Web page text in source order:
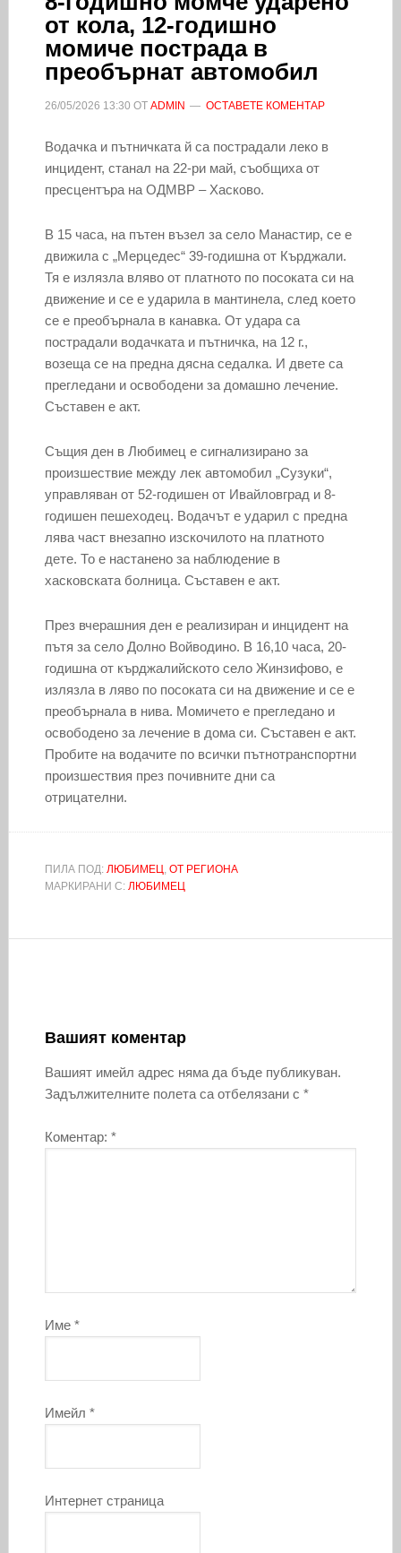
от кола, 12-годишно
момиче пострада в
преобърнат автомобил
26/05/2026 13:30 ОТ ADMIN ОСТАВЕТЕ КОМЕНТАР
Водачка и пътничката й са пострадали леко в
инцидент, станал на 22-ри май, съобщиха от
пресцентъра на ОДМВР – Хасково.
В 15 часа, на пътен възел за село Манастир, се е
движила с „Мерцедес“ 39-годишна от Кърджали.
Тя е излязла вляво от платното по посоката си на
движение и се е ударила в мантинела, след което
се е преобърнала в канавка. От удара са
пострадали водачката и пътничка, на 12 г.,
возеща се на предна дясна седалка. И двете са
прегледани и освободени за домашно лечение.
Съставен е акт.
Същия ден в Любимец е сигнализирано за
произшествие между лек автомобил „Сузуки“,
управляван от 52-годишен от Ивайловград и 8-
годишен пешеходец. Водачът е ударил с предна
лява част внезапно изскочилото на платното
дете. То е настанено за наблюдение в
хасковската болница. Съставен е акт.
През вчерашния ден е реализиран и инцидент на
пътя за село Долно Войводино. В 16,10 часа, 20-
годишна от кърджалийското село Жинзифово, е
излязла в ляво по посоката си на движение и се е
преобърнала в нива. Момичето е прегледано и
освободено за лечение в дома си. Съставен е акт.
Пробите на водачите по всички пътнотранспортни
произшествия през почивните дни са
отрицателни.
ПИЛА ПОД: ЛЮБИМЕЦ, ОТ РЕГИОНА
МАРКИРАНИ С: ЛЮБИМЕЦ
Вашият коментар
Вашият имейл адрес няма да бъде публикуван.
Задължителните полета са отбелязани с *
Коментар: *
Име *
Имейл *
Интернет страница